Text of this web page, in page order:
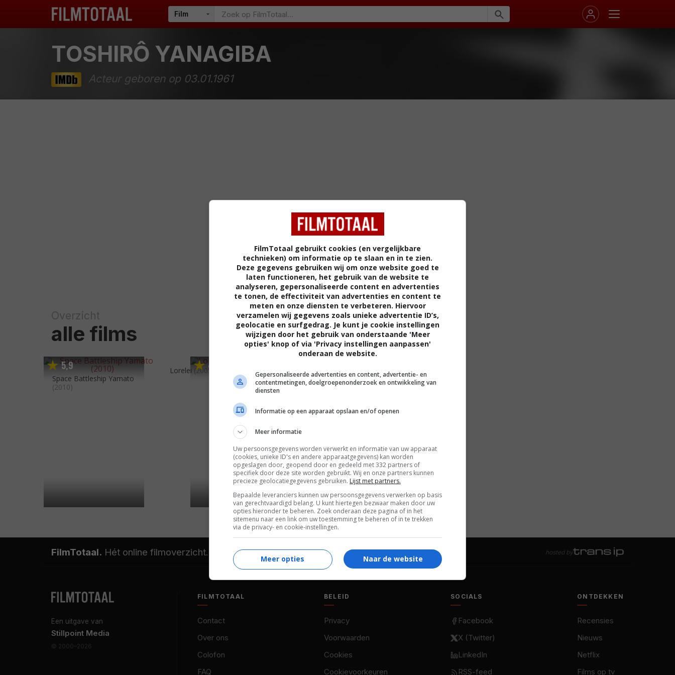
TOSHIRÔ YANAGIBA
Acteur geboren op 03.01.1961
Overzicht
alle films
5,9
Space Battleship Yamato
(2010)
4
Lorelei (2005) Only Yesterday (1991)
FilmTotaal. Hét online filmoverzicht. hosted by
Een uitgave van
Stillpoint Media
© 2000–2026
FILMTOTAAL
Contact
Over ons
Colofon
FAQ
BELEID
Privacy
Voorwaarden
Cookies
Cookievoorkeuren
SOCIALS
Facebook
X (Twitter)
LinkedIn
RSS-feed
ONTDEKKEN
Recensies
Nieuws
Netflix
Films op tv
FilmTotaal gebruikt cookies (en vergelijkbare
technieken) om informatie op te slaan en in te zien.
Deze gegevens gebruiken wij om onze website goed te
laten functioneren, het gebruik van de website te
analyseren, gepersonaliseerde content en advertenties
te tonen, de effectiviteit van advertenties en content te
meten en onze diensten te verbeteren. Hiervoor
verzamelen wij gegevens zoals unieke advertentie ID’s,
geolocatie en surfgedrag. Je kunt je cookie instellingen
wijzigen door het gebruik van onderstaande 'Meer
opties' knop of via 'Privacy instellingen aanpassen'
onderaan de website.
Gepersonaliseerde advertenties en content, advertentie- en
contentmetingen, doelgroepenonderzoek en ontwikkeling van
diensten
Informatie op een apparaat opslaan en/of openen
Meer informatie
Uw persoonsgegevens worden verwerkt en informatie van uw apparaat
(cookies, unieke ID's en andere apparaatgegevens) kan worden
opgeslagen door, geopend door en gedeeld met 332 partners of
specifiek door deze site worden gebruikt. Wij en onze partners kunnen
precieze geolocatiegegevens gebruiken. Lijst met partners.
Bepaalde leveranciers kunnen uw persoonsgegevens verwerken op basis
van gerechtvaardigd belang. U kunt hiertegen bezwaar maken door uw
opties hieronder te beheren. Zoek onderaan deze pagina of in het
sitemenu naar een link om uw toestemming te beheren of in te trekken
via de privacy- en cookie-instellingen.
Naar de website
Meer opties